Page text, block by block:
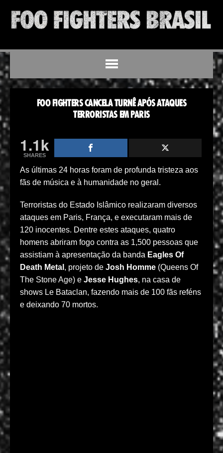
FOO FIGHTERS CANCELA TURNÊ APÓS ATAQUES
TERRORISTAS EM PARIS
1.1k
SHARES
As últimas 24 horas foram de profunda tristeza aos
fãs de música e à humanidade no geral.
Terroristas do Estado Islâmico realizaram diversos
ataques em Paris, França, e executaram mais de
120 inocentes. Dentre estes ataques, quatro
homens abriram fogo contra as 1,500 pessoas que
assistiam à apresentação da banda Eagles Of
Death Metal , projeto de Josh Homme (Queens Of
The Stone Age) e Jesse Hughes, na casa de
shows Le Bataclan, fazendo mais de 100 fãs reféns
e deixando 70 mortos.